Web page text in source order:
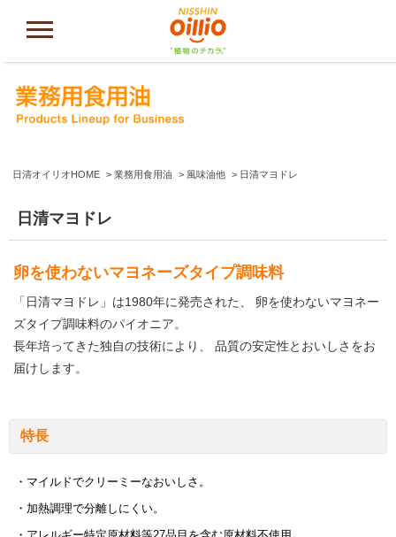
日清オイリオHOME 業務用食用油 風味油他 日清マヨドレ
日清マヨドレ
卵を使わないマヨネーズタイプ調味料
「日清マヨドレ」は1980年に発売された、 卵を使わないマヨネー
ズタイプ調味料のパイオニア。
長年培ってきた独自の技術により、 品質の安定性とおいしさをお
届けします。
特長
・マイルドでクリーミーなおいしさ。
・加熱調理で分離しにくい。